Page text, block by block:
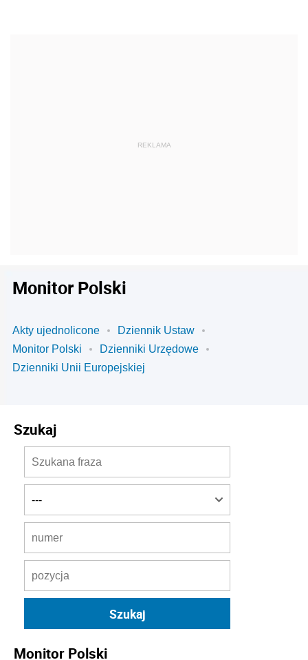
Monitor Polski
Akty ujednolicone
Dziennik Ustaw
Monitor Polski
Dzienniki Urzędowe
Dzienniki Unii Europejskiej
Szukaj
Monitor Polski